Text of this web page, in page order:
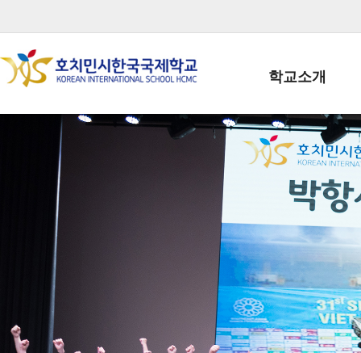
학교소개
학교장인사말
학생회장인사말
학교상징
학교 CI
교직원현황
학생현황
위치/전화
전경사진